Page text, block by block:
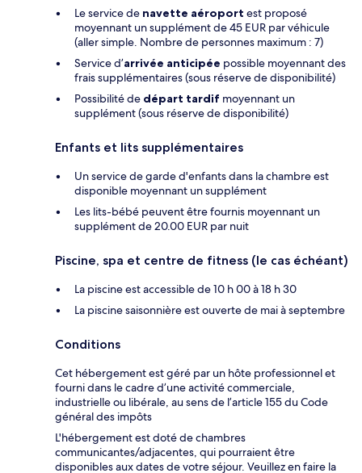
Le service de navette aéroport est proposé
moyennant un supplément de 45 EUR par véhicule
(aller simple. Nombre de personnes maximum : 7)
Service d’arrivée anticipée possible moyennant des
frais supplémentaires (sous réserve de disponibilité)
Possibilité de départ tardif moyennant un
supplément (sous réserve de disponibilité)
Enfants et lits supplémentaires
Un service de garde d'enfants dans la chambre est
disponible moyennant un supplément
Les lits-bébé peuvent être fournis moyennant un
supplément de 20.00 EUR par nuit
Piscine, spa et centre de fitness (le cas échéant)
La piscine est accessible de 10 h 00 à 18 h 30
La piscine saisonnière est ouverte de mai à septembre
Conditions
Cet hébergement est géré par un hôte professionnel et
fourni dans le cadre d’une activité commerciale,
industrielle ou libérale, au sens de l’article 155 du Code
général des impôts
L'hébergement est doté de chambres
communicantes/adjacentes, qui pourraient être
disponibles aux dates de votre séjour. Veuillez en faire la